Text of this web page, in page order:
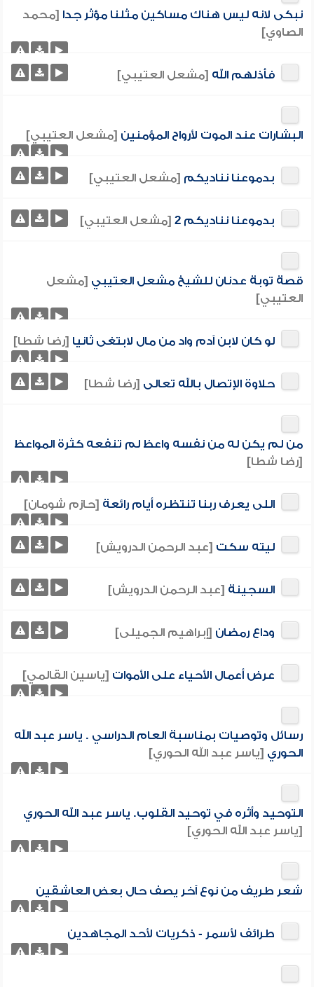
نبكى لانه ليس هناك مساكين مثلنا مؤثر جدا [محمد
الصاوي]
فأذلهم الله [مشعل العتيبي]
البشارات عند الموت لأرواح المؤمنين [مشعل العتيبي]
بدموعنا نناديكم [مشعل العتيبي]
بدموعنا نناديكم 2 [مشعل العتيبي]
قصة توبة عدنان للشيخ مشعل العتيبي [مشعل
العتيبي]
لو كان لابن آدم واد من مال لابتغى ثانيا [رضا شطا]
حلاوة الإتصال بالله تعالى [رضا شطا]
من لم يكن له من نفسه واعظ لم تنفعه كثرة المواعظ
[رضا شطا]
اللى يعرف ربنا تنتظره أيام رائعة [حازم شومان]
ليته سكت [عبد الرحمن الدرويش]
السجينة [عبد الرحمن الدرويش]
وداع رمضان [إبراهيم الجميلى]
عرض أعمال الأحياء على الأموات [ياسين القالمي]
رسائل وتوصيات بمناسبة العام الدراسي . ياسر عبد الله
الحوري [ياسر عبد الله الحوري]
التوحيد وأثره في توحيد القلوب. ياسر عبد الله الحوري
[ياسر عبد الله الحوري]
شعر طريف من نوع آخر يصف حال بعض العاشقين
طرائف لأسمر - ذكريات لأحد المجاهدين